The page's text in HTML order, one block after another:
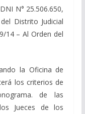
N° 25.506.650,
Distrito Judicial
14 – Al Orden del
la Oficina de
los criterios de
de las
Jueces de los